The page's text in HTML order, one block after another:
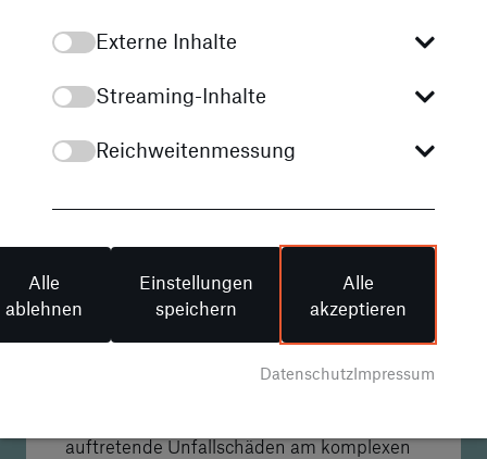
Mercedes-Benz
Unfallreparaturen
Expertise von STERNAUTO: Unsere
Spezialisten kennen Ihr Fahrzeug bis ins
Detail und nehmen Unfallreparaturen mit
größter Sorgfalt vor. Dadurch bleiben der
Wert Ihres Fahrzeuges erhalten und Ihre
Sicherheit gewährleistet.
auftretende Unfallschäden am komplexen
Externe Inhalte
Streaming-Inhalte
Reichweitenmessung
Alle
ablehnen
Einstellungen
speichern
Alle
akzeptieren
DatenschutzImpressum